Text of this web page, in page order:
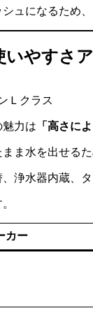
ュになるため
いやすさ
Ｌクラス
力は 「高さに
ま水を出せる
浄水器内蔵、
カー